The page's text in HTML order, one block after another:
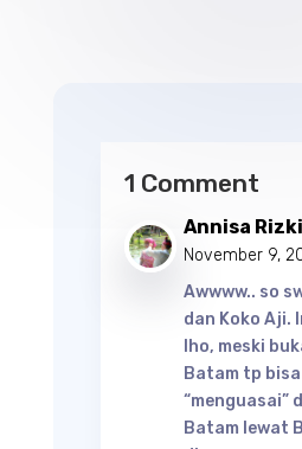
1 Comment
Annisa
November 9,
Awwww.. so
dan Koko
lho, meski
Batam tp bisa
“menguasai”
Batam lewat